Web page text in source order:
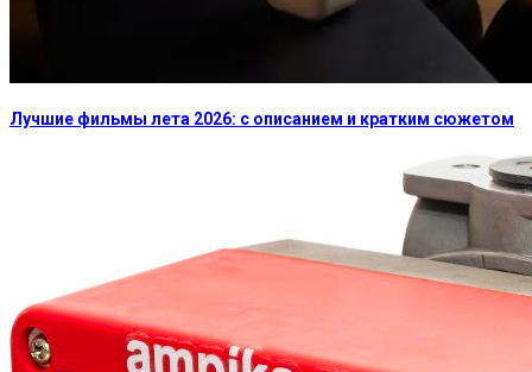
Лучшие фильмы лета 2026: с описанием и кратким сюжетом